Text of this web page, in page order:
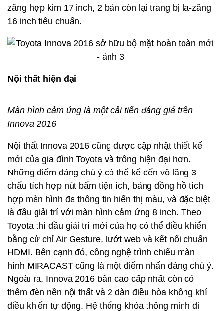
zăng hợp kim 17 inch, 2 bản còn lại trang bị la-zăng
16 inch tiêu chuẩn.
Nội thất hiện đại
Màn hình cảm ứng là một cải tiến đáng giá trên
Innova 2016
Nội thất Innova 2016 cũng được cập nhật thiết kế
mới của gia đình Toyota và trông hiện đại hơn.
Những điểm đáng chú ý có thể kể đến vô lăng 3
chấu tích hợp nút bấm tiện ích, bảng đồng hồ tích
hợp màn hình đa thông tin hiển thị màu, và đặc biệt
là đầu giải trí với màn hình cảm ứng 8 inch. Theo
Toyota thì đầu giải trí mới của họ có thể điều khiển
bằng cử chỉ Air Gesture, lướt web và kết nối chuẩn
HDMI. Bên cạnh đó, công nghệ trình chiếu màn
hình MIRACAST cũng là một điểm nhấn đáng chú ý.
Ngoài ra, Innova 2016 bản cao cấp nhất còn có
thêm đèn nền nội thất và 2 dàn điều hòa không khí
điều khiển tự động. Hệ thống khóa thông minh đi